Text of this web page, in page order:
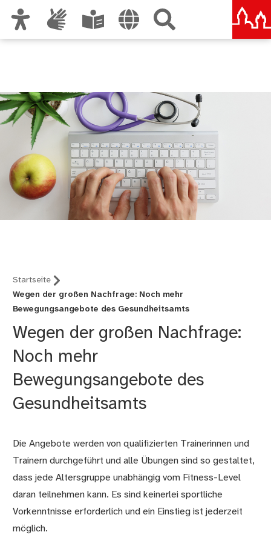
Startseite
Wegen der großen Nachfrage: Noch mehr
Bewegungsangebote des Gesundheitsamts
Wegen der großen Nachfrage:
Noch mehr
Bewegungsangebote des
Gesundheitsamts
Die Angebote werden von qualifizierten Trainerinnen und
Trainern durchgeführt und alle Übungen sind so gestaltet,
dass jede Altersgruppe unabhängig vom Fitness-Level
daran teilnehmen kann. Es sind keinerlei sportliche
Vorkenntnisse erforderlich und ein Einstieg ist jederzeit
möglich.